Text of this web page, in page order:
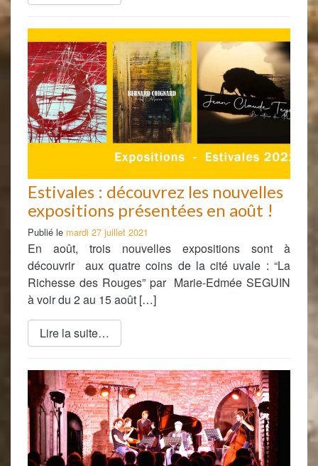
Estivales : découvrez les nouvelles
expositions présentées en août !
Publié le mardi 27 juillet 2021
En août, trois nouvelles expositions sont à
découvrir aux quatre coins de la cité uvale : “La
Richesse des Rouges” par Marie-Edmée SEGUIN
à voir du 2 au 15 août […]
Lire la suite…